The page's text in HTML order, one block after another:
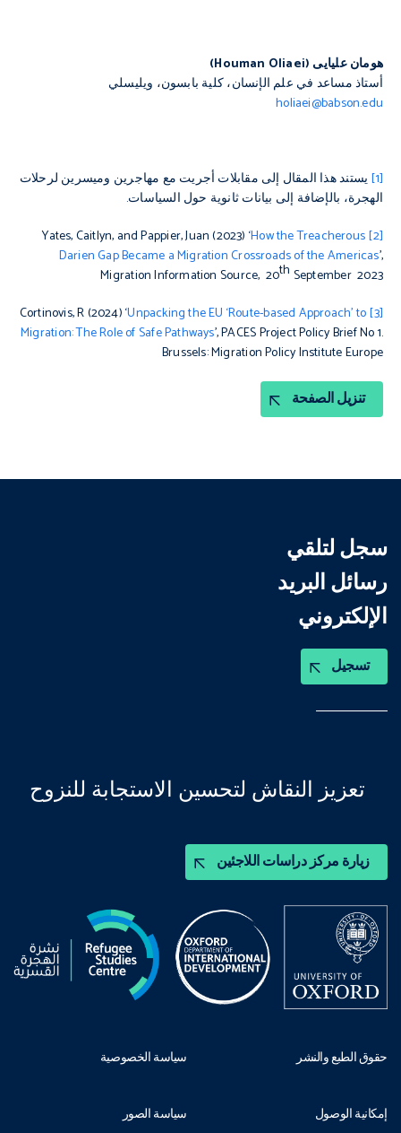
هومان علیایی (Houman Oliaei)
أستاذ مساعد في علم الإنسان، كلية بابسون، ويليسلي
holiaei@babson.edu
[1] يستند هذا المقال إلى مقابلات أجريت مع مهاجرين وميسرين لرحلات
الهجرة، بالإضافة إلى بيانات ثانوية حول السياسات.
[2]
How the Treacherous
Darien Gap Became a Migration Crossroads of the Americas’,
Migration Information Source, 20th September 2023
[3]
Unpacking the EU ‘Route-based Approach’ to
Migration: The Role of Safe Pathways’, PACES Project Policy Brief No 1.
Brussels: Migration Policy Institute Europe
تنزيل الصفحة
سجل لتلقي
رسائل البريد
الإلكتروني
تسجيل
زيارة مركز دراسات اللاجئين
تعزيز النقاش لتحسين الاستجابة للنزوح
حقوق الطبع والنشر
إمكانية الوصول
سياسة الخصوصية
سياسة الصور